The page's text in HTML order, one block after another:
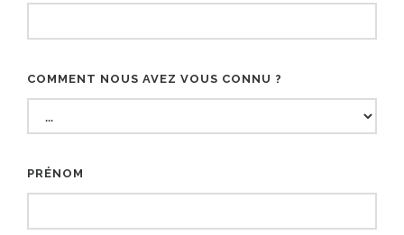
COMMENT NOUS AVEZ VOUS CONNU ?
PRÉNOM